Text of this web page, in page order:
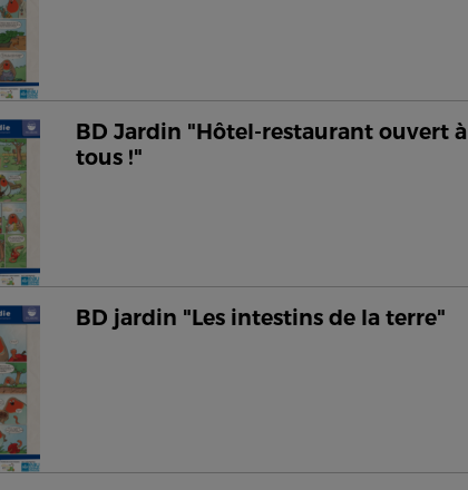
BD Jardin "Hôtel-restaurant ouvert à
tous !"
BD jardin "Les intestins de la terre"